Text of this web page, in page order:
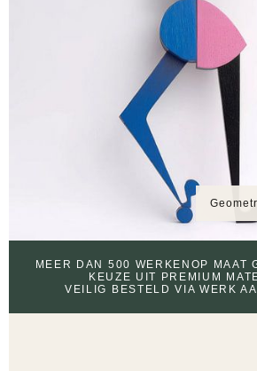
MEER DAN 500 WERKEN OP MAAT
KEUZE UIT PREMIUM
VEILIG BESTELD VIA WERK